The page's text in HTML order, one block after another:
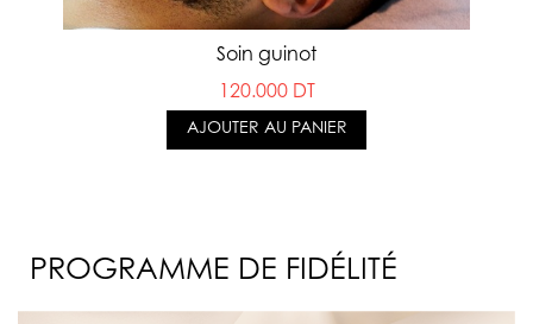
Soin guinot
120.000 DT
AJOUTER AU PANIER
PROGRAMME DE FIDÉLITÉ